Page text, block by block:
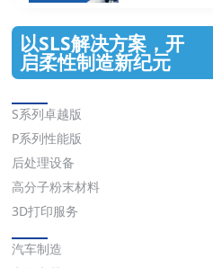
以SLS解决方案，开
启柔性制造新纪元
S系列卓越版
P系列性能版
后处理设备
高分子粉末材料
3D打印服务
汽车制造